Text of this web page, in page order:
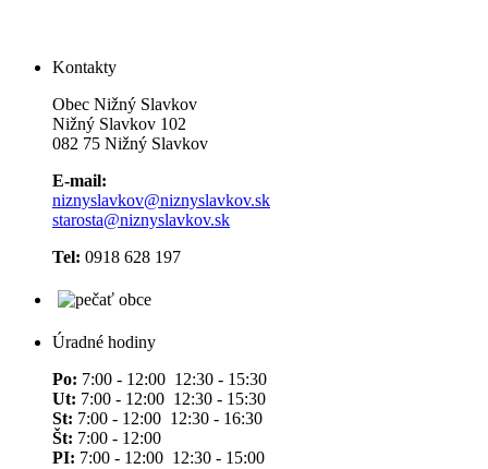
Kontakty
Obec Nižný Slavkov
Nižný Slavkov 102
082 75 Nižný Slavkov
E-mail:
niznyslavkov@niznyslavkov.sk
starosta@niznyslavkov.sk
Tel: 0918 628 197
Úradné hodiny
Po: 7:00 - 12:00 12:30 - 15:30
Ut: 7:00 - 12:00 12:30 - 15:30
St: 7:00 - 12:00 12:30 - 16:30
Št: 7:00 - 12:00
PI: 7:00 - 12:00 12:30 - 15:00